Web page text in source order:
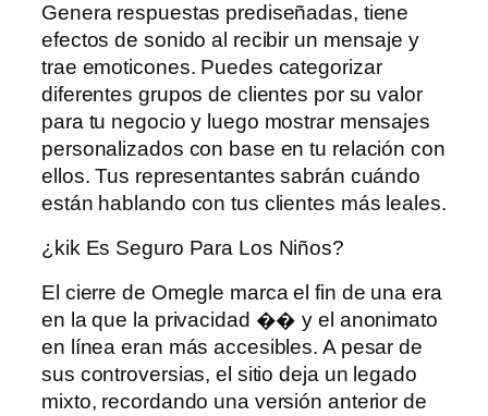
Genera respuestas prediseñadas, tiene
efectos de sonido al recibir un mensaje y
trae emoticones. Puedes categorizar
diferentes grupos de clientes por su valor
para tu negocio y luego mostrar mensajes
personalizados con base ​​en tu relación con
ellos. Tus representantes sabrán cuándo
están hablando con tus clientes más leales.
¿kik Es Seguro Para Los Niños?
El cierre de Omegle marca el fin de una era
en la que la privacidad �� y el anonimato
en línea eran más accesibles. A pesar de
sus controversias, el sitio deja un legado
mixto, recordando una versión anterior de